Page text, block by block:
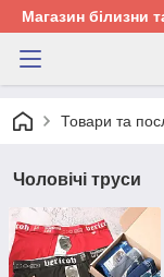
Магазин білизни
Товари та
Чоловічі труси